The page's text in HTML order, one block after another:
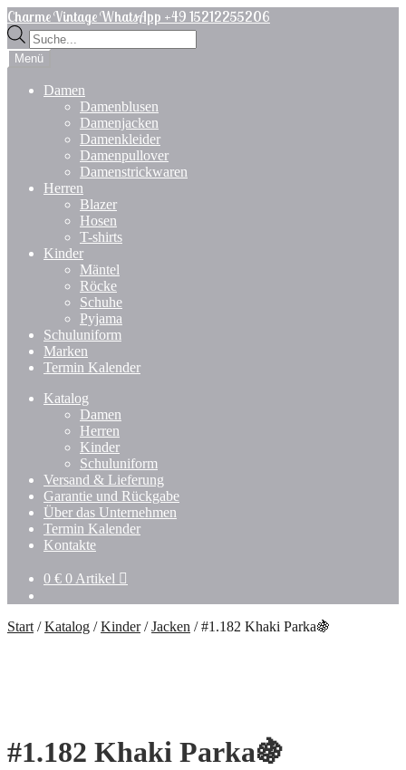
Zur
Navigation
springen
Zum
Inhalt
springen
Charme Vintage WhatsApp +49 15212255206
Products
search
Menü
Damen
Damenblusen
Damenjacken
Damenkleider
Damenpullover
Damenstrickwaren
Herren
Blazer
Hosen
T-shirts
Kinder
Mäntel
Röcke
Schuhe
Pyjama
Schuluniform
Marken
Termin Kalender
Katalog
Damen
Herren
Kinder
Schuluniform
Versand & Lieferung
Garantie und Rückgabe
Über das Unternehmen
Termin Kalender
Kontakte
0 € 0 Artikel
Start /Katalog /Kinder/Jacken /#1.182 Khaki Parka🍇
#1.182 Khaki Parka🍇